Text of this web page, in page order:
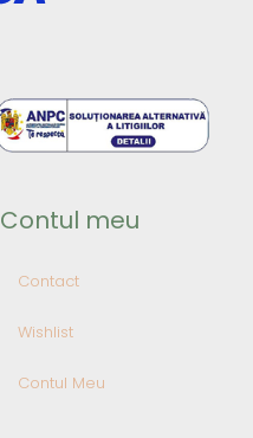
Contul meu
Contact
Wishlist
Contul Meu